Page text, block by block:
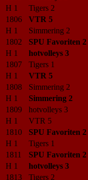
H 1
Tigers 2
1806
VTR 5
H 1
Simmering 2
1802
SPU Favoriten 2
H 1
hotvolleys 3
1807
Tigers 1
H 1
VTR 5
1808
Simmering 2
H 1
Simmering 2
1809
hotvolleys 3
H 1
VTR 5
1810
SPU Favoriten 2
H 1
Tigers 1
1811
SPU Favoriten 2
H 1
hotvolleys 3
1813
Tigers 2